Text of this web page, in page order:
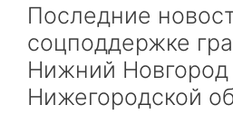
Последние
соцподдержке
Нижний Новгород
Нижегородской